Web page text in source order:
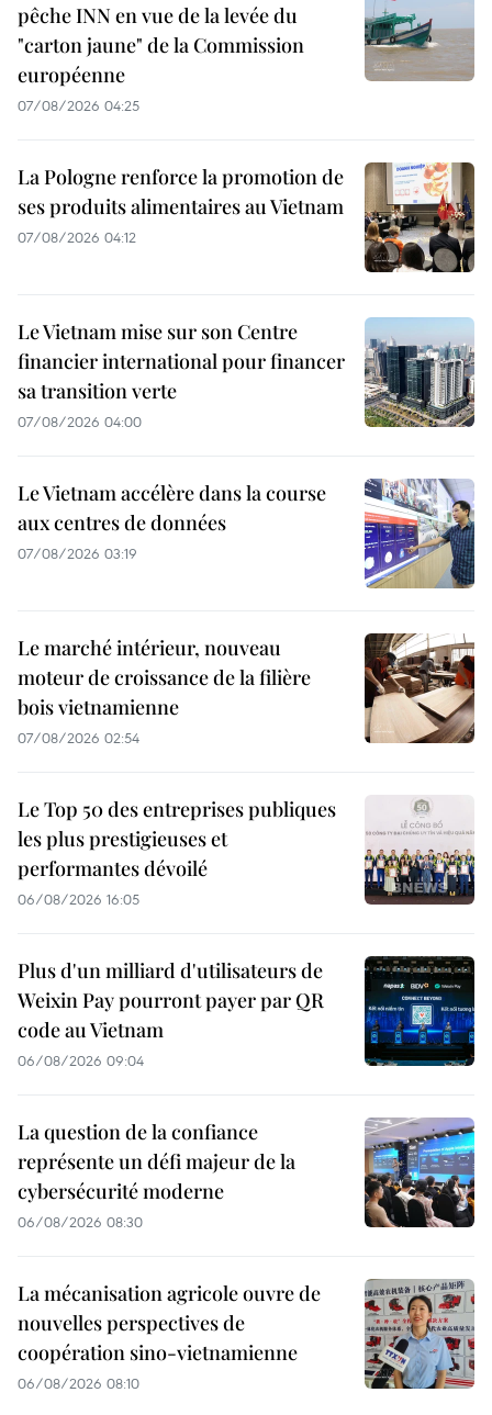
pêche INN en vue de la levée du
"carton jaune" de la Commission
européenne
07/08/2026 04:25
La Pologne renforce la promotion de
ses produits alimentaires au Vietnam
07/08/2026 04:12
Le Vietnam mise sur son Centre
financier international pour financer
sa transition verte
07/08/2026 04:00
Le Vietnam accélère dans la course
aux centres de données
07/08/2026 03:19
Le marché intérieur, nouveau
moteur de croissance de la filière
bois vietnamienne
07/08/2026 02:54
Le Top 50 des entreprises publiques
les plus prestigieuses et
performantes dévoilé
06/08/2026 16:05
Plus d'un milliard d'utilisateurs de
Weixin Pay pourront payer par QR
code au Vietnam
06/08/2026 09:04
La question de la confiance
représente un défi majeur de la
cybersécurité moderne
06/08/2026 08:30
La mécanisation agricole ouvre de
nouvelles perspectives de
coopération sino-vietnamienne
06/08/2026 08:10